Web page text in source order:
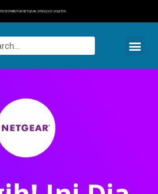
DISTRIBUTOR NETGEAR, SYNOLOGY, VOLKTEK